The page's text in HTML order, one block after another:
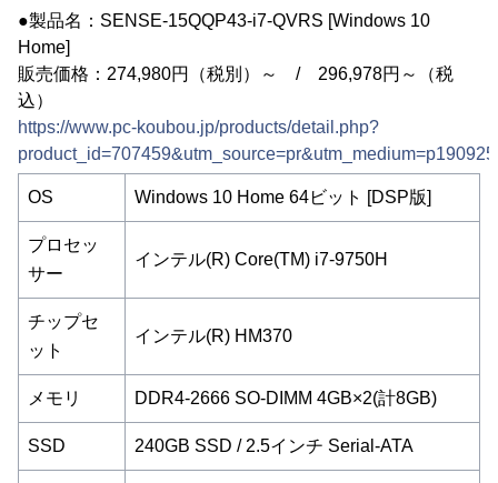
●製品名：SENSE-15QQP43-i7-QVRS [Windows 10
Home]
販売価格：274,980円（税別）～ / 296,978円～（税
込）
https://www.pc-koubou.jp/products/detail.php?
OS Windows 10 Home 64ビット [DSP版]
プロセッ
サー
インテル(R) Core(TM) i7-9750H
チップセ
ット
インテル(R) HM370
メモリ DDR4-2666 SO-DIMM 4GB×2(計8GB)
SSD 240GB SSD / 2.5インチ Serial-ATA